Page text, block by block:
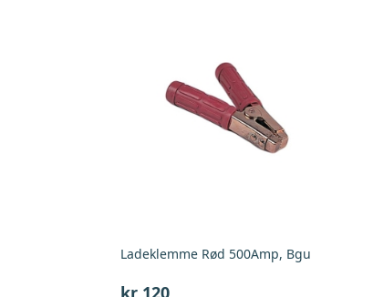
Ladeklemme Rød 500Amp, Bgu
kr 120